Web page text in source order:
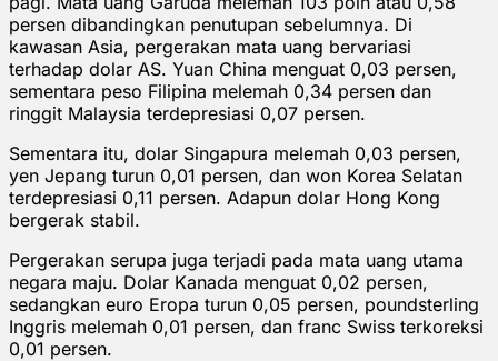
persen dibandingkan penutupan sebelumnya. Di
kawasan Asia, pergerakan mata uang bervariasi
terhadap dolar AS. Yuan China menguat 0,03 persen,
sementara peso Filipina melemah 0,34 persen dan
ringgit Malaysia terdepresiasi 0,07 persen.
Sementara itu, dolar Singapura melemah 0,03 persen,
yen Jepang turun 0,01 persen, dan won Korea Selatan
terdepresiasi 0,11 persen. Adapun dolar Hong Kong
bergerak stabil.
Pergerakan serupa juga terjadi pada mata uang utama
negara maju. Dolar Kanada menguat 0,02 persen,
sedangkan euro Eropa turun 0,05 persen, poundsterling
Inggris melemah 0,01 persen, dan franc Swiss terkoreksi
0,01 persen.